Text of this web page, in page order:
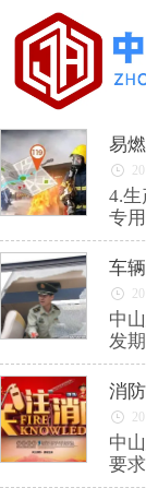
易
4.
专
车
中
发
消
中
要